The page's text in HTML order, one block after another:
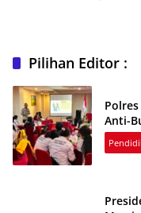
Pilihan Editor :
Anti-